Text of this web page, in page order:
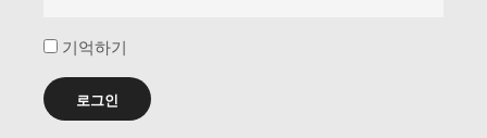
기억하기
로그인